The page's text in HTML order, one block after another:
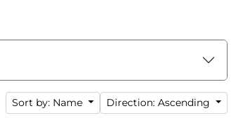
Sort by: Name Direction: Ascending